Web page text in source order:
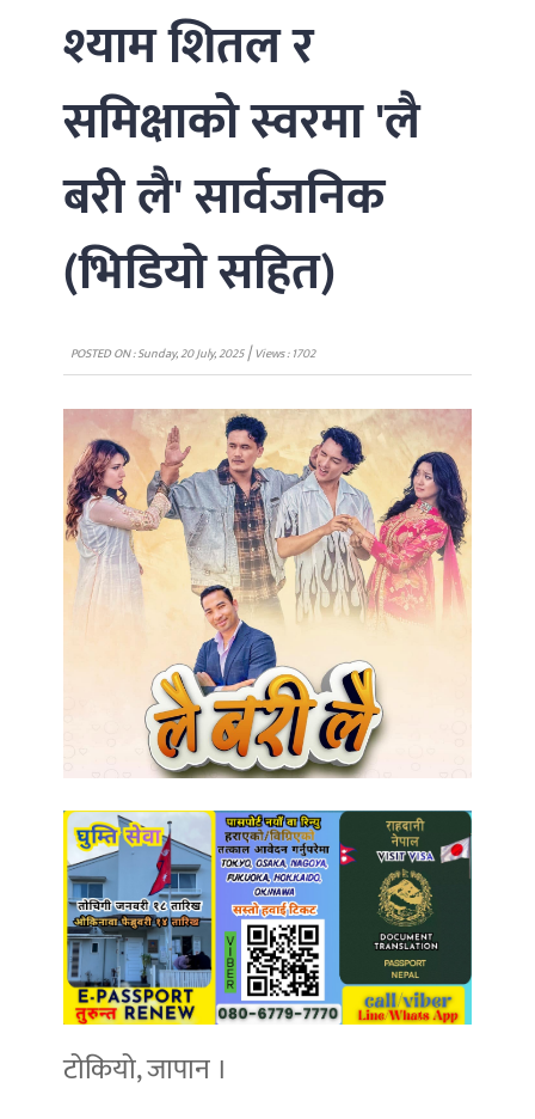
श्याम शितल र
समिक्षाको स्वरमा 'लै
बरी लै' सार्वजनिक
(भिडियो सहित)
POSTED ON : Sunday, 20 July, 2025|Views : 1702
टोकियो, जापान ।